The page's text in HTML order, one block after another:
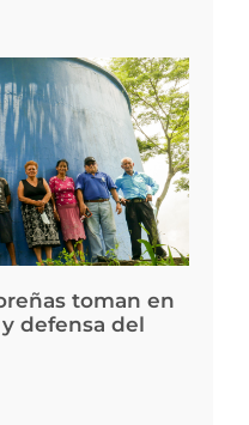
toman en
defensa del